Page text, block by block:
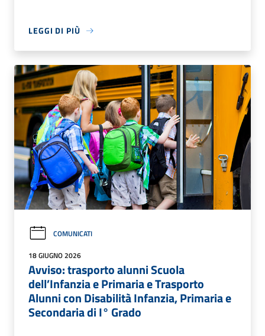
LEGGI DI PIÙ
COMUNICATI
18 GIUGNO 2026
Avviso: trasporto alunni Scuola
dell’Infanzia e Primaria e Trasporto
Alunni con Disabilità Infanzia, Primaria e
Secondaria di I° Grado